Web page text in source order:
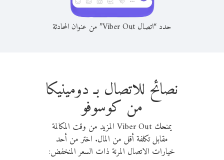
حدد “اتصال Viber Out” من عنوان المحادثة
نصائح للاتصال بـ دومينيكا
من كوسوفو
يمنحك Viber Out المزيد من وقت المكالمة
مقابل تكلفة أقل من المال. اختر من أحد
خيارات الاتصال المرنة ذات السعر المنخفض: